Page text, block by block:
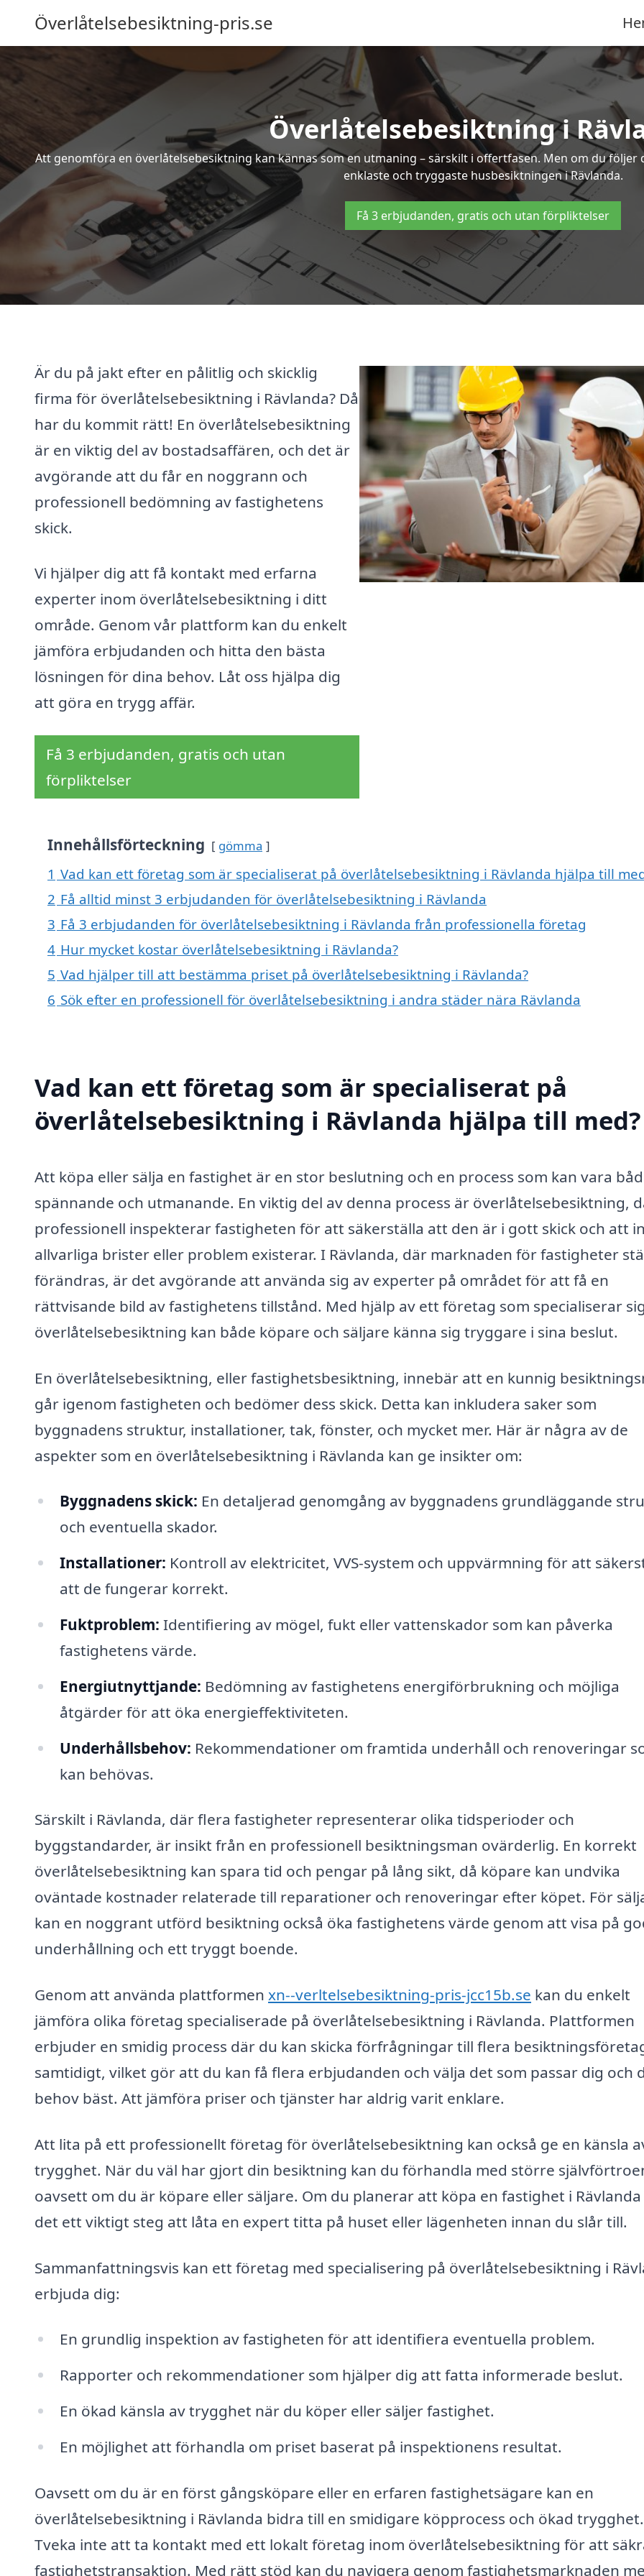
Överlåtelsebesiktning-pris.se
Överlåtelsebesiktning i
Att genomföra en överlåtelsebesiktning kan kännas som en utmaning – särskilt i offertfasen. Men om du
enklaste och tryggaste husbesiktningen i Rävlanda.
Få 3 erbjudanden, gratis och utan förpliktelser
Är du på jakt efter en pålitlig och skicklig
firma för överlåtelsebesiktning i Rävlanda? Då
har du kommit rätt! En överlåtelsebesiktning
är en viktig del av bostadsaffären, och det är
avgörande att du får en noggrann och
professionell bedömning av fastighetens
skick.
Vi hjälper dig att få kontakt med erfarna
experter inom överlåtelsebesiktning i ditt
område. Genom vår plattform kan du enkelt
jämföra erbjudanden och hitta den bästa
lösningen för dina behov. Låt oss hjälpa dig
att göra en trygg affär.
Få 3 erbjudanden, gratis och utan
förpliktelser
Innehållsförteckning gömma
1 Vad kan ett företag som är specialiserat på överlåtelsebesiktning i Rävlanda hjälpa till
2 Få alltid minst 3 erbjudanden för överlåtelsebesiktning i Rävlanda
3 Få 3 erbjudanden för överlåtelsebesiktning i Rävlanda från professionella företag
4 Hur mycket kostar överlåtelsebesiktning i Rävlanda?
5 Vad hjälper till att bestämma priset på överlåtelsebesiktning i Rävlanda?
6 Sök efter en professionell för överlåtelsebesiktning i andra städer nära Rävlanda
Vad kan ett företag som är specialiserat på
överlåtelsebesiktning i Rävlanda hjälpa till med?
Att köpa eller sälja en fastighet är en stor beslutning och en process som kan vara
spännande och utmanande. En viktig del av denna process är överlåtelsebesiktning,
professionell inspekterar fastigheten för att säkerställa att den är i gott skick och att
allvarliga brister eller problem existerar. I Rävlanda, där marknaden för fastigheter
förändras, är det avgörande att använda sig av experter på området för att få en
rättvisande bild av fastighetens tillstånd. Med hjälp av ett företag som specialiserar
överlåtelsebesiktning kan både köpare och säljare känna sig tryggare i sina beslut.
En överlåtelsebesiktning, eller fastighetsbesiktning, innebär att en kunnig
går igenom fastigheten och bedömer dess skick. Detta kan inkludera saker som
byggnadens struktur, installationer, tak, fönster, och mycket mer. Här är några av de
aspekter som en överlåtelsebesiktning i Rävlanda kan ge insikter om:
Byggnadens skick: En detaljerad genomgång av byggnadens grundläggande
och eventuella skador.
Installationer: Kontroll av elektricitet, VVS-system och uppvärmning för att
att de fungerar korrekt.
Fuktproblem: Identifiering av mögel, fukt eller vattenskador som kan påverka
fastighetens värde.
Energiutnyttjande: Bedömning av fastighetens energiförbrukning och möjliga
åtgärder för att öka energieffektiviteten.
Underhållsbehov: Rekommendationer om framtida underhåll och renoveringar
kan behövas.
Särskilt i Rävlanda, där flera fastigheter representerar olika tidsperioder och
byggstandarder, är insikt från en professionell besiktningsman ovärderlig. En korrekt
överlåtelsebesiktning kan spara tid och pengar på lång sikt, då köpare kan undvika
oväntade kostnader relaterade till reparationer och renoveringar efter köpet. För
kan en noggrant utförd besiktning också öka fastighetens värde genom att visa på
underhållning och ett tryggt boende.
Genom att använda plattformen xn--verltelsebesiktning-pris-jcc15b.se kan du enkelt
jämföra olika företag specialiserade på överlåtelsebesiktning i Rävlanda. Plattformen
erbjuder en smidig process där du kan skicka förfrågningar till flera
samtidigt, vilket gör att du kan få flera erbjudanden och välja det som passar dig och
behov bäst. Att jämföra priser och tjänster har aldrig varit enklare.
Att lita på ett professionellt företag för överlåtelsebesiktning kan också ge en känsla
trygghet. När du väl har gjort din besiktning kan du förhandla med större
oavsett om du är köpare eller säljare. Om du planerar att köpa en fastighet i
det ett viktigt steg att låta en expert titta på huset eller lägenheten innan du slår till.
Sammanfattningsvis kan ett företag med specialisering på överlåtelsebesiktning i
erbjuda dig:
En grundlig inspektion av fastigheten för att identifiera eventuella problem.
Rapporter och rekommendationer som hjälper dig att fatta informerade beslut.
En ökad känsla av trygghet när du köper eller säljer fastighet.
En möjlighet att förhandla om priset baserat på inspektionens resultat.
Oavsett om du är en först gångsköpare eller en erfaren fastighetsägare kan en
överlåtelsebesiktning i Rävlanda bidra till en smidigare köpprocess och ökad trygghet.
Tveka inte att ta kontakt med ett lokalt företag inom överlåtelsebesiktning för att
fastighetstransaktion. Med rätt stöd kan du navigera genom fastighetsmarknaden